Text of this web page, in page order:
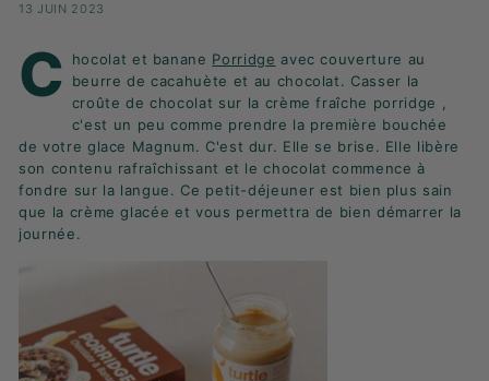
T
E
R
B
R
E
A
K
F
T
!
13 JUIN 2023
C hocolat et banane Porridge avec couverture au
beurre de cacahuète et au chocolat. Casser la
croûte de chocolat sur la crème fraîche porridge ,
c'est un peu comme prendre la première bouchée
de votre glace Magnum. C'est dur. Elle se brise. Elle libère
son contenu rafraîchissant et le chocolat commence à
fondre sur la langue. Ce petit-déjeuner est bien plus sain
que la crème glacée et vous permettra de bien démarrer la
journée.